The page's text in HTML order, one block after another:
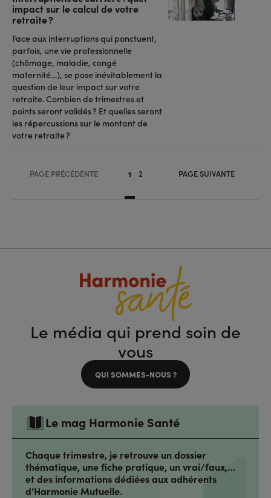
impact sur le calcul de votre
retraite ?
Face aux interruptions qui ponctuent,
parfois, une vie professionnelle
(chômage, maladie, congé
maternité…), se pose inévitablement la
question de leur impact sur votre
retraite. Combien de trimestres et
points seront validés ? Et quelles seront
les répercussions sur le montant de
votre retraite ?
PAGE PRÉCÉDENTE
Page
1 Page
2 PAGE SUIVANTE
Le média qui prend soin de
vous
QUI SOMMES-NOUS ?
Le mag Harmonie Santé
Chaque trimestre, je retrouve un dossier
thématique, une fiche pratique, un vrai/faux,…
et des informations dédiées aux adhérents
d’Harmonie Mutuelle.